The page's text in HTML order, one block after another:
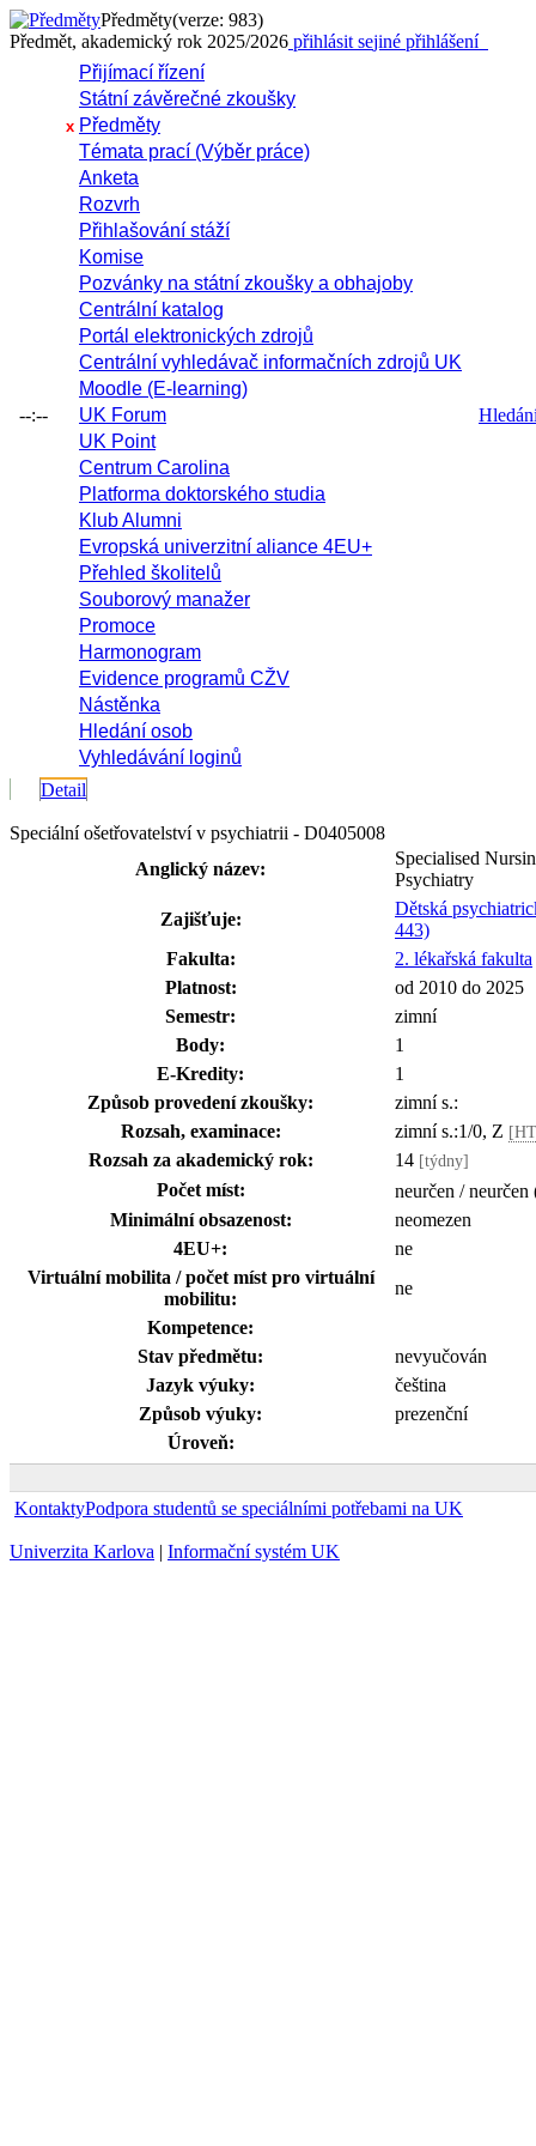
Předměty(verze: 983)
Předmět, akademický rok 2025/2026 přihlásit sejiné přihlášení
--:--
Přijímací řízení
Státní závěrečné zkoušky
x Předměty
Témata prací (Výběr práce)
Anketa
Rozvrh
Přihlašování stáží
Komise
Pozvánky na státní zkoušky a obhajoby
Centrální katalog
Portál elektronických zdrojů
Centrální vyhledávač informačních zdrojů UK
Moodle (E-learning)
UK Forum
UK Point
Centrum Carolina
Platforma doktorského studia
Klub Alumni
Evropská univerzitní aliance 4EU+
Přehled školitelů
Souborový manažer
Promoce
Harmonogram
Evidence programů CŽV
Nástěnka
Hledání osob
Vyhledávání loginů
Detail
Speciální ošetřovatelství v psychiatrii - D0405008
Anglický název:
Specialised
Psychiatry
Zajišťuje:
Dětská
443)
Fakulta:
2. lékařská fakulta
Platnost:
od 2010 do 2025
Semestr:
zimní
Body:
1
E-Kredity:
1
Způsob provedení zkoušky:
zimní s.:
Rozsah, examinace:
zimní s.:1/0, Z
Rozsah za akademický rok: 14 [týdny]
Počet míst:
neurčen / neurčen
Minimální obsazenost:
neomezen
4EU+:
ne
Virtuální mobilita / počet míst pro virtuální
mobilitu:
ne
Kompetence:
Stav předmětu:
nevyučován
Jazyk výuky:
čeština
Způsob výuky:
prezenční
Úroveň:
KontaktyPodpora studentů se speciálními potřebami na UK
Univerzita Karlova | Informační systém UK